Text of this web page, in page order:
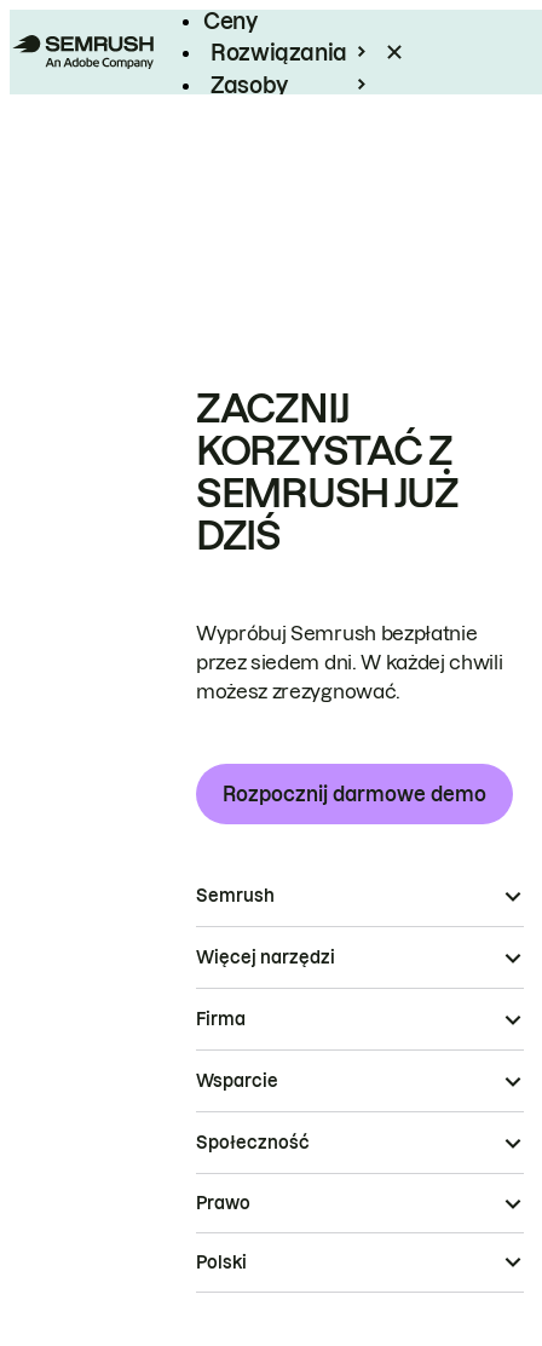
Ceny
Rozwiązania
Zasoby
ZACZNIJ
KORZYSTAĆ Z
SEMRUSH JUŻ
DZIŚ
Wypróbuj Semrush bezpłatnie
przez siedem dni. W każdej chwili
możesz zrezygnować.
Rozpocznij darmowe demo
Semrush
Więcej narzędzi
Firma
Wsparcie
Społeczność
Prawo
Polski